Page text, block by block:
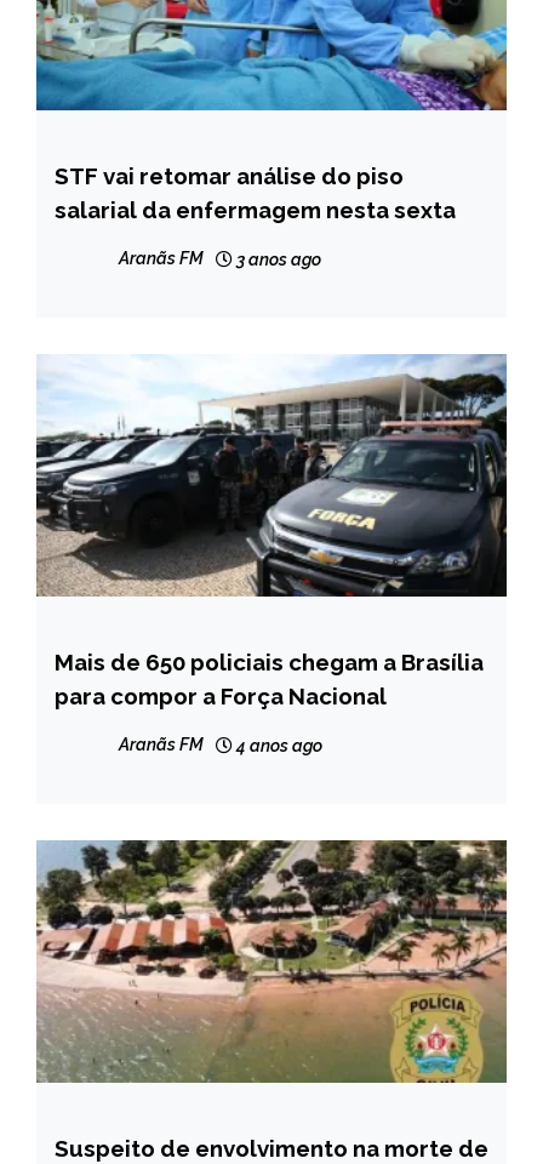
BRASIL
NOTÍCIAS
STF vai retomar análise do piso
salarial da enfermagem nesta sexta
Aranãs FM 3 anos ago
BRASIL
NOTÍCIAS
Mais de 650 policiais chegam a Brasília
para compor a Força Nacional
Aranãs FM 4 anos ago
MINAS
Suspeito de envolvimento na morte de